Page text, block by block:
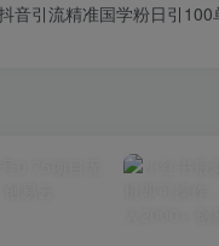
音引流精准国学粉日引